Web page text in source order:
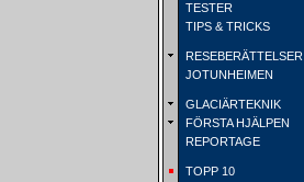
TESTER
TIPS & TRICKS
RESEBERÄTTELSER
JOTUNHEIMEN
GLACIÄRTEKNIK
FÖRSTA HJÄLPEN
REPORTAGE
TOPP 10